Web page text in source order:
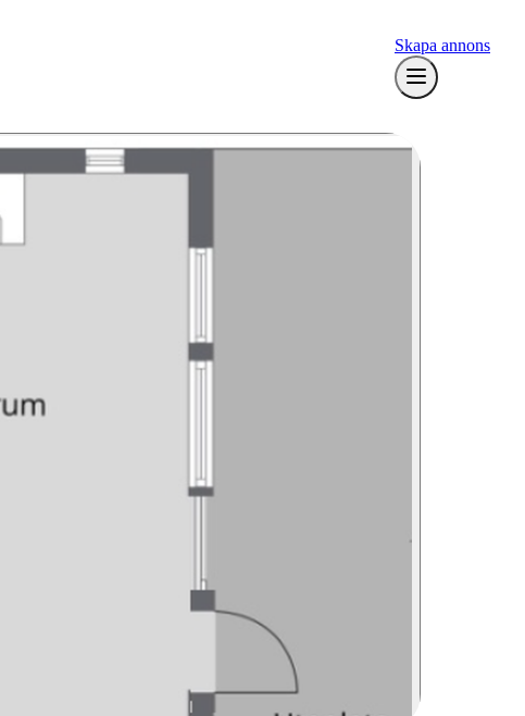
Skapa annons